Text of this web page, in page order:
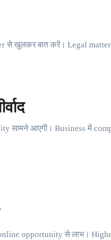
से खुलकर बात करें। Legal
आएगी। Business में
opportunity से लाभ।